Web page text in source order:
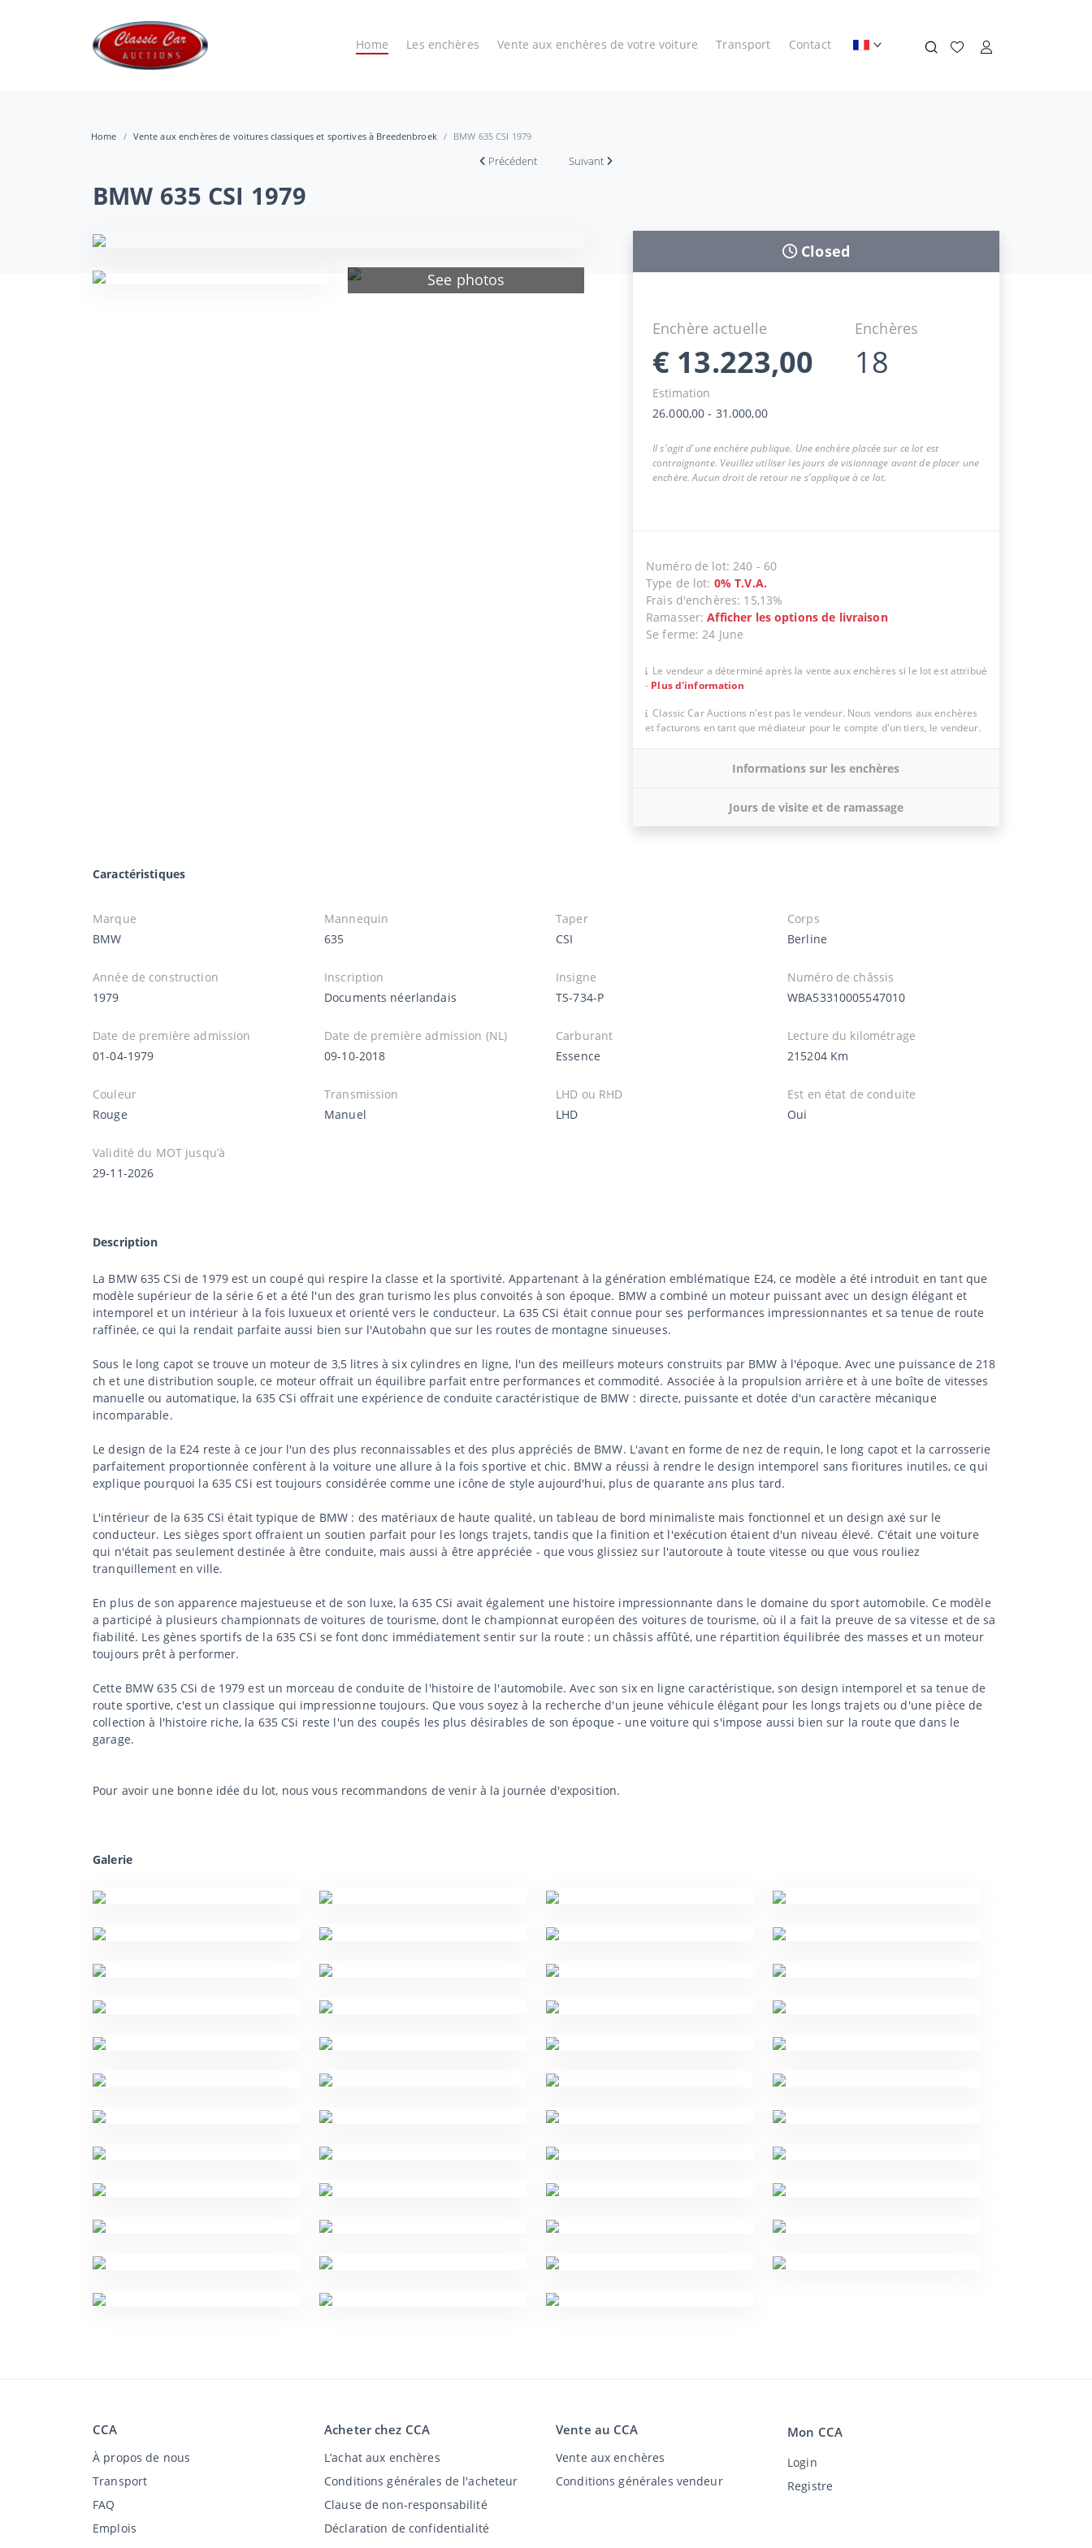
Home Les enchères Vente aux enchères de votre voiture Transport Contact
Home Vente aux enchères de voitures classiques et sportives à Breedenbroek BMW 635 CSI 1979
Précédent Suivant
BMW 635 CSI 1979
See photos
Closed
Enchère actuelle
€ 13.223,00
Enchères
18
Estimation
26.000,00 - 31.000,00
Il s'agit d'une enchère publique. Une enchère placée sur ce lot est
contraignante. Veuillez utiliser les jours de visionnage avant de placer une
enchère. Aucun droit de retour ne s'applique à ce lot.
Numéro de lot: 240 - 60
Type de lot: 0% T.V.A.
Frais d'enchères: 15,13%
Ramasser:Afficher les options de livraison
Se ferme:24 June
Le vendeur a déterminé après la vente aux enchères si le lot est attribué
- Plus d'information
Classic Car Auctions n'est pas le vendeur. Nous vendons aux enchères
et facturons en tant que médiateur pour le compte d'un tiers, le vendeur.
Informations sur les enchères
Jours de visite et de ramassage
Caractéristiques
Marque
BMW
Mannequin
635
Taper
CSI
Corps
Berline
Année de construction
1979
Inscription
Documents néerlandais
Insigne
TS-734-P
Numéro de châssis
WBA53310005547010
Date de première admission
01-04-1979
Date de première admission (NL)
09-10-2018
Carburant
Essence
Lecture du kilométrage
215204 Km
Couleur
Rouge
Transmission
Manuel
LHD ou RHD
LHD
Est en état de conduite
Oui
Validité du MOT jusqu’à
29-11-2026
Description
La BMW 635 CSi de 1979 est un coupé qui respire la classe et la sportivité. Appartenant à la génération emblématique E24, ce modèle a été introduit en tant que
modèle supérieur de la série 6 et a été l'un des gran turismo les plus convoités à son époque. BMW a combiné un moteur puissant avec un design élégant et
intemporel et un intérieur à la fois luxueux et orienté vers le conducteur. La 635 CSi était connue pour ses performances impressionnantes et sa tenue de route
raffinée, ce qui la rendait parfaite aussi bien sur l'Autobahn que sur les routes de montagne sinueuses.
Sous le long capot se trouve un moteur de 3,5 litres à six cylindres en ligne, l'un des meilleurs moteurs construits par BMW à l'époque. Avec une puissance de 218
ch et une distribution souple, ce moteur offrait un équilibre parfait entre performances et commodité. Associée à la propulsion arrière et à une boîte de vitesses
manuelle ou automatique, la 635 CSi offrait une expérience de conduite caractéristique de BMW : directe, puissante et dotée d'un caractère mécanique
incomparable.
Le design de la E24 reste à ce jour l'un des plus reconnaissables et des plus appréciés de BMW. L'avant en forme de nez de requin, le long capot et la carrosserie
parfaitement proportionnée confèrent à la voiture une allure à la fois sportive et chic. BMW a réussi à rendre le design intemporel sans fioritures inutiles, ce qui
explique pourquoi la 635 CSi est toujours considérée comme une icône de style aujourd'hui, plus de quarante ans plus tard.
L'intérieur de la 635 CSi était typique de BMW : des matériaux de haute qualité, un tableau de bord minimaliste mais fonctionnel et un design axé sur le
conducteur. Les sièges sport offraient un soutien parfait pour les longs trajets, tandis que la finition et l'exécution étaient d'un niveau élevé. C'était une voiture
qui n'était pas seulement destinée à être conduite, mais aussi à être appréciée - que vous glissiez sur l'autoroute à toute vitesse ou que vous rouliez
tranquillement en ville.
En plus de son apparence majestueuse et de son luxe, la 635 CSi avait également une histoire impressionnante dans le domaine du sport automobile. Ce modèle
a participé à plusieurs championnats de voitures de tourisme, dont le championnat européen des voitures de tourisme, où il a fait la preuve de sa vitesse et de sa
fiabilité. Les gènes sportifs de la 635 CSi se font donc immédiatement sentir sur la route : un châssis affûté, une répartition équilibrée des masses et un moteur
toujours prêt à performer.
Cette BMW 635 CSi de 1979 est un morceau de conduite de l'histoire de l'automobile. Avec son six en ligne caractéristique, son design intemporel et sa tenue de
route sportive, c'est un classique qui impressionne toujours. Que vous soyez à la recherche d'un jeune véhicule élégant pour les longs trajets ou d'une pièce de
collection à l'histoire riche, la 635 CSi reste l'un des coupés les plus désirables de son époque - une voiture qui s'impose aussi bien sur la route que dans le
garage.
Pour avoir une bonne idée du lot, nous vous recommandons de venir à la journée d'exposition.
Galerie
CCA
À propos de nous
Transport
FAQ
Emplois
Acheter chez CCA
L’achat aux enchères
Conditions générales de l'acheteur
Clause de non-responsabilité
Déclaration de confidentialité
Vente au CCA
Vente aux enchères
Conditions générales vendeur
Mon CCA
Login
Registre